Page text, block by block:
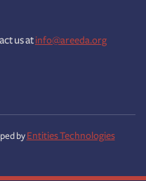
us at info@areeda.org
by Entities Technologies